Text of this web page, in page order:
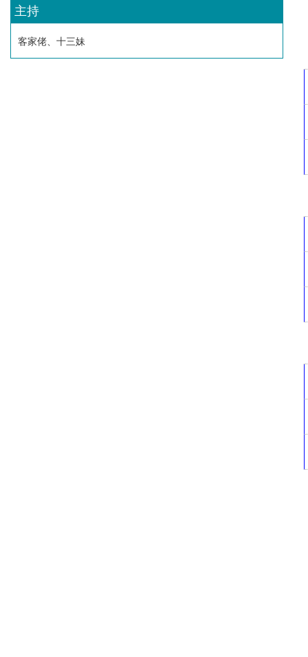
主持
客家佬、十三妹